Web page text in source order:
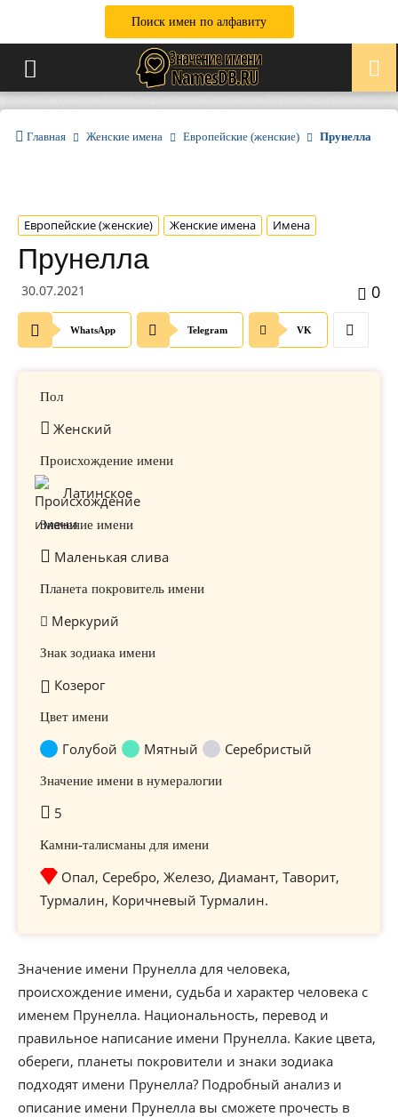
Поиск имен по алфавиту
Главная Женские имена Европейские (женские) Прунелла
Европейские (женские) Женские имена Имена
Прунелла
30.07.2021 0
WhatsApp Telegram VK
Пол
Женский
Происхождение имени
Латинское
Значение имени
Маленькая слива
Планета покровитель имени
Меркурий
Знак зодиака имени
Козерог
Цвет имени
Голубой Мятный Серебристый
Значение имени в нумералогии
5
Камни-талисманы для имени
Опал, Серебро, Железо, Диамант, Таворит,
Турмалин, Коричневый Турмалин.
Значение имени Прунелла для человека,
происхождение имени, судьба и характер человека с
именем Прунелла. Национальность, перевод и
правильное написание имени Прунелла. Какие цвета,
обереги, планеты покровители и знаки зодиака
подходят имени Прунелла? Подробный анализ и
описание имени Прунелла вы сможете прочесть в